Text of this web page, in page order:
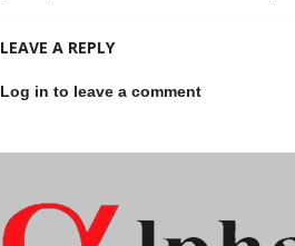
LEAVE A REPLY
Log in to leave a comment